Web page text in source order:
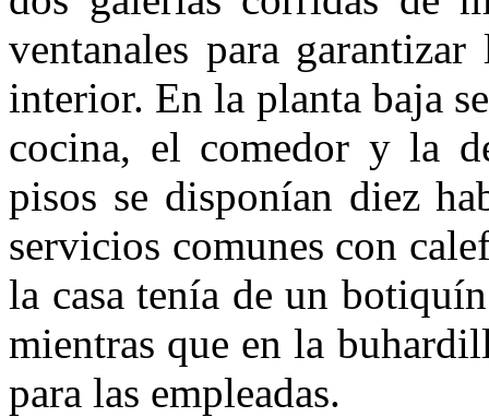
ventanales para
interior. En la planta baja
cocina, el comedor y la
pisos se disponían diez
servicios comunes con
la casa tenía de un
mientras que en la
para las empleadas.